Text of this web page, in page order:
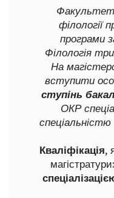
Факультет
філології
програми
Філологія
На
вступити
ступінь
ОКР
Кваліфікація,
магістратури: